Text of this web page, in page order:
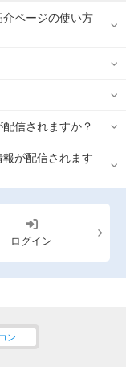
ページの使い方
信されますか？
が配信されます
ログイン
ン